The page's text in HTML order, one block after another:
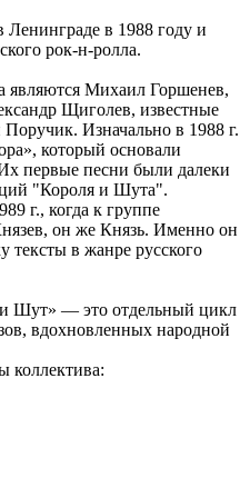
Ленинграде в 1988 году и
рок-н-ролла.
являются Михаил Горшенев,
Щиголев, известные
Изначально в 1988 г.
который основали
первые песни были далеки
"Короля и Шута".
г., когда к группе
он же Князь. Именно он
тексты в жанре русского
Шут» — это отдельный цикл
вдохновленных народной
коллектива: